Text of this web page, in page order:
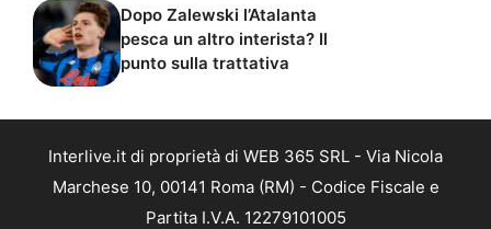
Dopo Zalewski l’Atalanta
pesca un altro interista? Il
punto sulla trattativa
Interlive.it di proprietà di WEB 365 SRL - Via Nicola
Marchese 10, 00141 Roma (RM) - Codice Fiscale e
Partita I.V.A. 12279101005